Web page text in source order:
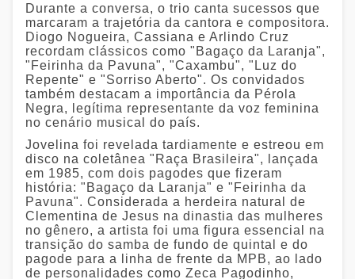
Durante a conversa, o trio canta sucessos que
marcaram a trajetória da cantora e compositora.
Diogo Nogueira, Cassiana e Arlindo Cruz
recordam clássicos como "Bagaço da Laranja",
"Feirinha da Pavuna", "Caxambu", "Luz do
Repente" e "Sorriso Aberto". Os convidados
também destacam a importância da Pérola
Negra, legítima representante da voz feminina
no cenário musical do país.
Jovelina foi revelada tardiamente e estreou em
disco na coletânea "Raça Brasileira", lançada
em 1985, com dois pagodes que fizeram
história: "Bagaço da Laranja" e "Feirinha da
Pavuna". Considerada a herdeira natural de
Clementina de Jesus na dinastia das mulheres
no gênero, a artista foi uma figura essencial na
transição do samba de fundo de quintal e do
pagode para a linha de frente da MPB, ao lado
de personalidades como Zeca Pagodinho,